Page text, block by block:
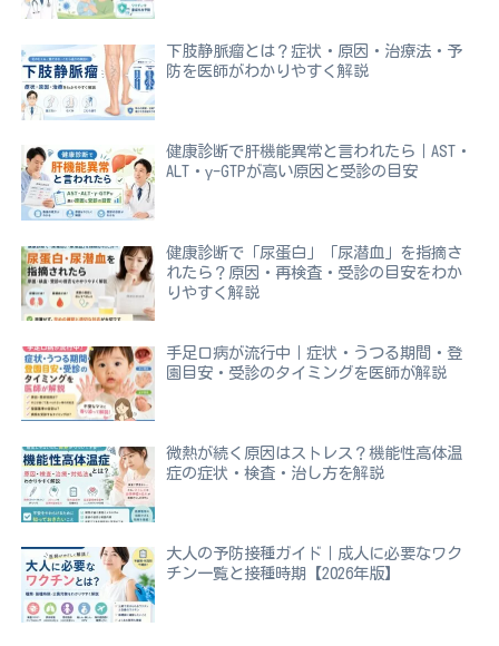
下肢静脈瘤とは？症状・原因・治療法・予
防を医師がわかりやすく解説
健康診断で肝機能異常と言われたら｜AST・
ALT・γ-GTPが高い原因と受診の目安
健康診断で「尿蛋白」「尿潜血」を指摘さ
れたら？原因・再検査・受診の目安をわか
りやすく解説
手足口病が流行中｜症状・うつる期間・登
園目安・受診のタイミングを医師が解説
微熱が続く原因はストレス？機能性高体温
症の症状・検査・治し方を解説
大人の予防接種ガイド｜成人に必要なワク
チン一覧と接種時期【2026年版】